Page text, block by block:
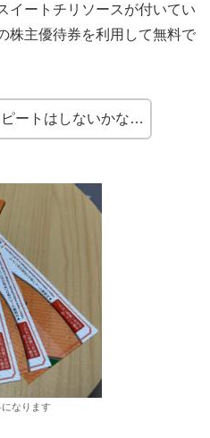
イートチリソースが付いてい
株主優待券を利用して無料で
ートはしないかな…
なります